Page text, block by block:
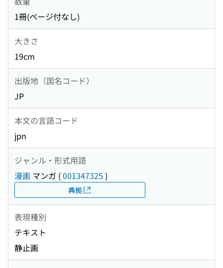
1冊(ページ付なし)
大きさ
19cm
出版地（国名コード）
JP
本文の言語コード
jpn
ジャンル・形式用語
漫画 マンガ (001347325 )
典拠
表現種別
テキスト
静止画